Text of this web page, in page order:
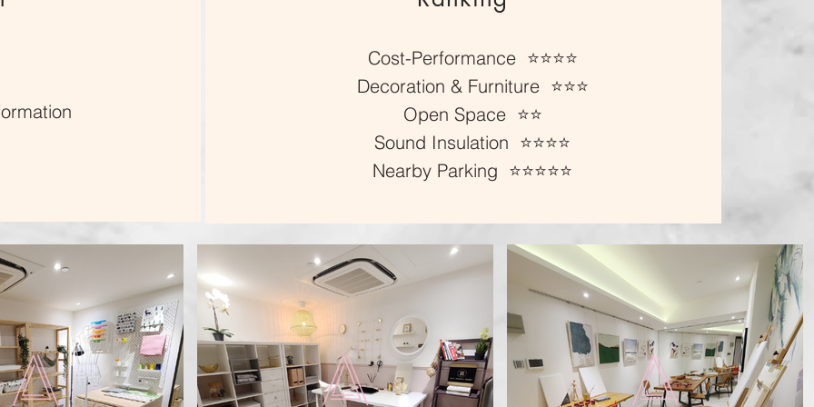
Cost-Performance ⭐️⭐️⭐️⭐️
Decoration & Furniture ⭐️⭐️⭐️
Open Space ⭐️⭐️
Sound Insulation ⭐️⭐️⭐️⭐️
Nearby Parking ⭐️⭐️⭐️⭐️⭐️